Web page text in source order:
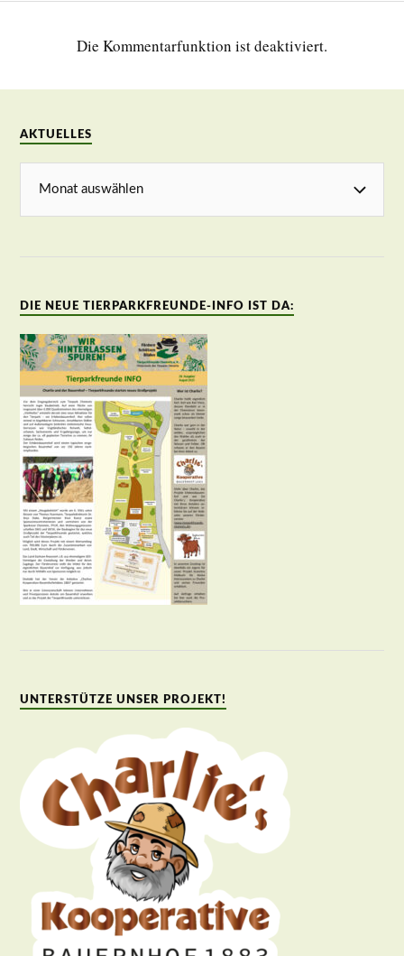
Die Kommentarfunktion ist deaktiviert.
AKTUELLES
DIE NEUE TIERPARKFREUNDE-INFO IST DA:
UNTERSTÜTZE UNSER PROJEKT!